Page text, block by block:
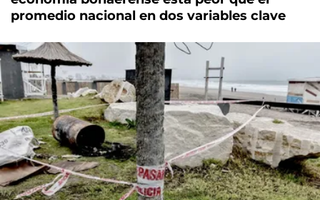
promedio nacional en dos variables clave